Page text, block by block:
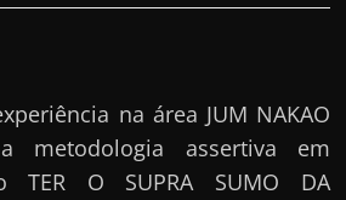
na área JUM NAKAO
metodologia assertiva em
TER O SUPRA SUMO DA